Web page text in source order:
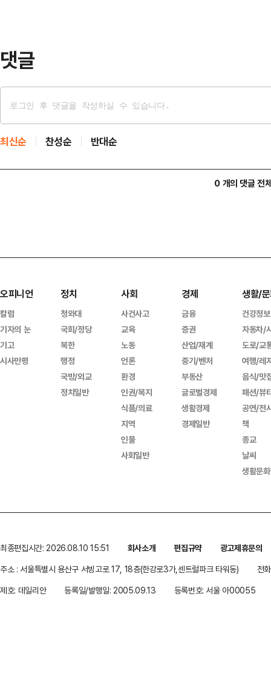
댓글
최신순 찬성순 반대순
0 개의 댓글 전
오피니언
칼럼
기자의 눈
기고
시사만평
정치
청와대
국회/정당
북한
행정
국방/외교
정치일반
사회
사건사고
교육
노동
언론
환경
인권/복지
식품/의료
지역
인물
사회일반
경제
금융
증권
산업/재계
중기/벤처
부동산
글로벌경제
생활경제
경제일반
생활/
건강정보
자동차/
도로/교
여행/레
음식/맛
패션/뷰
공연/전
책
종교
날씨
생활문
최종편집시간: 2026.08.10 15:51 회사소개 편집규약
광고제휴문의
주소 : 서울특별시 용산구 서빙고로 17, 18층(한강로3가,센트럴파크 타워동)
전
제호: 데일리안
등록일/발행일: 2005.09.13 등록번호: 서울 아00055